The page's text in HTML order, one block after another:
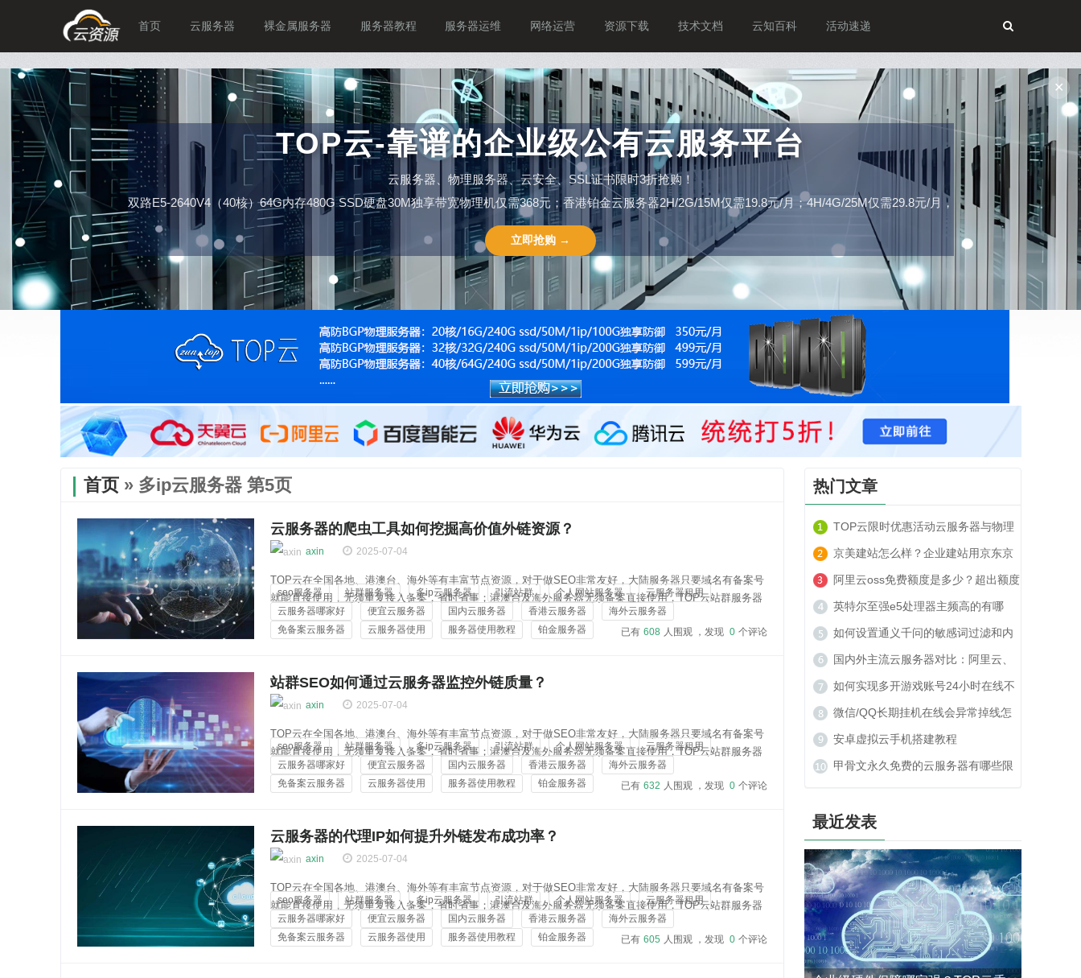
TOP云-靠谱的企业级公有云服务平台
云服务器、物理服务器、云安全、SSL证书限时3折抢购！
双路E5-2640V4（40核）64G内存480G SSD硬盘30M独享带宽物理机仅需368元；香港铂金云服务器2H/2G/15M仅需19.8元/月；4H/4G/25M仅需29.8元/月，
立即抢购 →
✕
首页 云服务器 裸金属服务器 服务器教程 服务器运维 网络运营 资源下载 技术文档 云知百科 活动速递
首页» 多ip云服务器 第5页
云服务器的爬虫工具如何挖掘高价值外链资源？
axin 2025-07-04
TOP云在全国各地、港澳台、海外等有丰富节点资源，对于做SEO非常友好，大陆服务器只要域名有备案号
就能直接使用，无须重复接入备案，省时省事；港澳台及海外服务器无须备案直接使用，TOP云站群服务器
多达256个独立ip，对于做站群的用户很合适，且价格实惠：4核4G 20M 45元/月、8核8G 100M 96元/月，
安全稳定，...
seo服务器 站群服务器 多ip云服务器 引流站群 个人网站服务器
云服务器租用
云服务器哪家好
便宜云服务器 国内云服务器 香港云服务器
海外云服务器
免备案云服务器
云服务器使用 服务器使用教程 铂金服务器 已有 608 人围观 ，发现 0 个评论
站群SEO如何通过云服务器监控外链质量？
axin 2025-07-04
TOP云在全国各地、港澳台、海外等有丰富节点资源，对于做SEO非常友好，大陆服务器只要域名有备案号
就能直接使用，无须重复接入备案，省时省事；港澳台及海外服务器无须备案直接使用，TOP云站群服务器
多达256个独立ip，对于做站群的用户很合适，且价格实惠：4核4G 20M 45元/月、8核8G 100M 96元/月，
安全稳定，...
seo服务器 站群服务器 多ip云服务器 引流站群 个人网站服务器
云服务器租用
云服务器哪家好
便宜云服务器 国内云服务器 香港云服务器
海外云服务器
免备案云服务器
云服务器使用 服务器使用教程 铂金服务器 已有 632 人围观 ，发现 0 个评论
云服务器的代理IP如何提升外链发布成功率？
axin 2025-07-04
TOP云在全国各地、港澳台、海外等有丰富节点资源，对于做SEO非常友好，大陆服务器只要域名有备案号
就能直接使用，无须重复接入备案，省时省事；港澳台及海外服务器无须备案直接使用，TOP云站群服务器
多达256个独立ip，对于做站群的用户很合适，且价格实惠：4核4G 20M 45元/月、8核8G 100M 96元/月，
安全稳定，...
seo服务器 站群服务器 多ip云服务器 引流站群 个人网站服务器
云服务器租用
云服务器哪家好
便宜云服务器 国内云服务器 香港云服务器
海外云服务器
免备案云服务器
云服务器使用 服务器使用教程 铂金服务器 已有 605 人围观 ，发现 0 个评论
热门文章
TOP云限时优惠活动云服务器与物理
服务器套餐租用推荐
京美建站怎么样？企业建站用京东京
美建站可以吗？
阿里云oss免费额度是多少？超出额度
收费贵吗？
英特尔至强e5处理器主频高的有哪
些？
如何设置通义千问的敏感词过滤和内
容安全策略？
国内外主流云服务器对比：阿里云、
腾讯云、TOP云如何选？
如何实现多开游戏账号24小时在线不
被封号？
微信/QQ长期挂机在线会异常掉线怎
么办？
安卓虚拟云手机搭建教程
甲骨文永久免费的云服务器有哪些限
最近发表